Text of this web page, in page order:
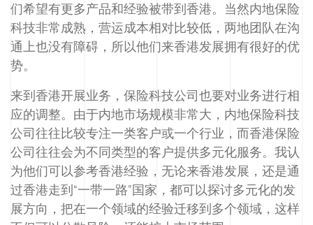
们希望有更多产品和经验被带到香港。当然内地保险
科技非常成熟，营运成本相对比较低，两地团队在沟
通上也没有障碍，所以他们来香港发展拥有很好的优
势。
来到香港开展业务，保险科技公司也要对业务进行相
应的调整。由于内地市场规模非常大，内地保险科技
公司往往比较专注一类客户或一个行业，而香港保险
公司往往会为不同类型的客户提供多元化服务。我认
为他们可以参考香港经验，无论来香港发展，还是通
过香港走到“一带一路”国家，都可以探讨多元化的发
展方向，把在一个领域的经验迁移到多个领域，这样